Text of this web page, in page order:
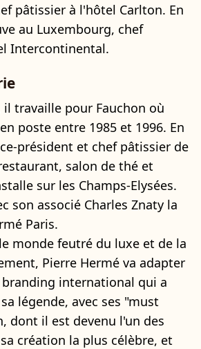
pâtissier à l'hôtel Carlton. En
au Luxembourg, chef
Intercontinental.
il travaille pour Fauchon où
poste entre 1985 et 1996. En
président et chef pâtissier de
salon de thé et
sur les Champs-Elysées.
son associé Charles Znaty la
Paris.
monde feutré du luxe et de la
Pierre Hermé va adapter
international qui a
légende, avec ses "must
dont il est devenu l'un des
création la plus célèbre, et